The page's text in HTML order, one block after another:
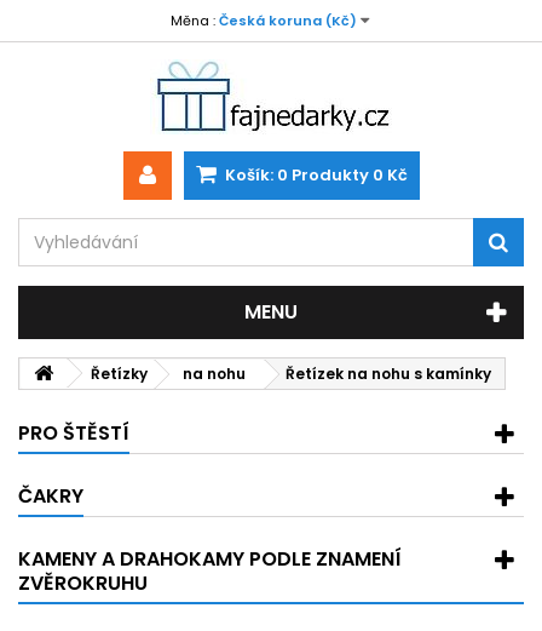
Měna : Česká koruna (Kč)
Košík: 0 Produkty 0 Kč
MENU
Řetízky na nohu Řetízek na nohu s kamínky
PRO ŠTĚSTÍ
ČAKRY
KAMENY A DRAHOKAMY PODLE ZNAMENÍ
ZVĚROKRUHU